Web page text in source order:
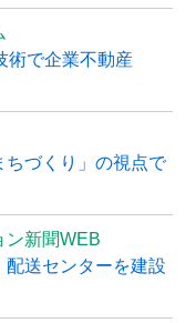
術で企業不動産
ちづくり」の視点で
ン新聞WEB
送センターを建設